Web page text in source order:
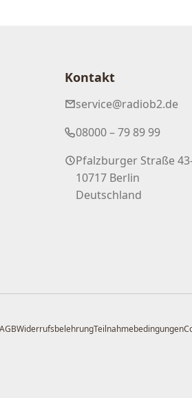
Kontakt
service@radiob2.de
08000 – 79 89 99
Pfalzburger Straße
10717 Berlin
Deutschland
WiderrufsbelehrungTeilnahmebedingungen